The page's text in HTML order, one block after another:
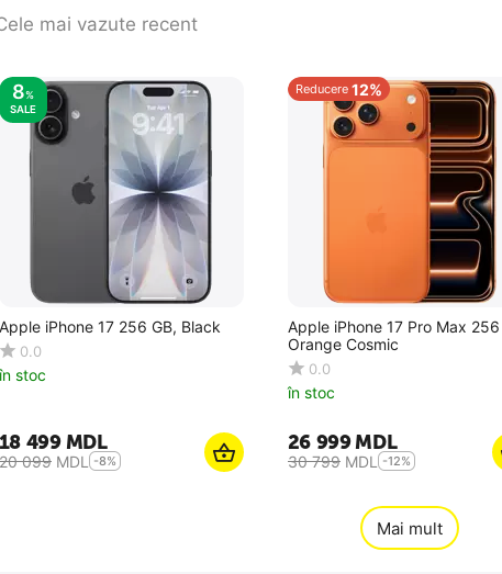
mai vazute recent
8%
SALE
Apple iPhone 17 256 GB, Black
0.0
stoc
18 499MDL
20 099 MDL -8%
Reducere 12%
Apple iPhone 17 Pro Max 256
Orange Cosmic
0.0
în stoc
26 999MDL
30 799 MDL -12%
Mai mult